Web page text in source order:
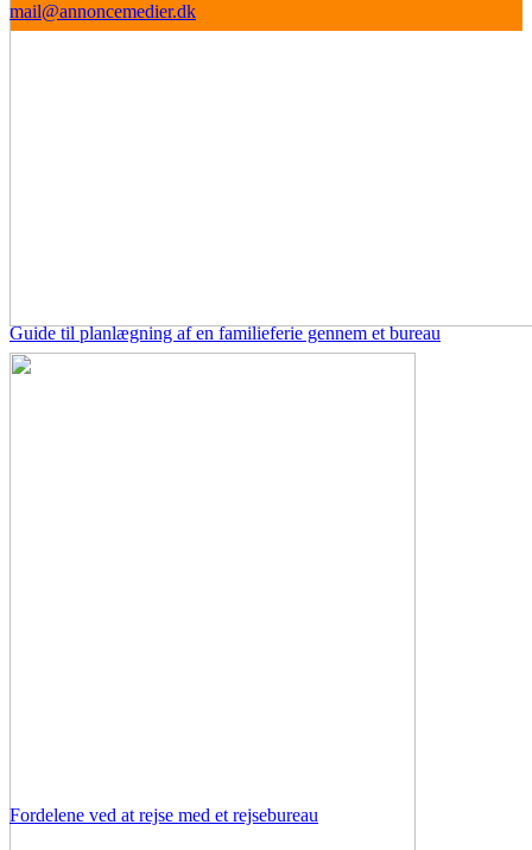
Guide til planlægning af en familieferie gennem et bureau
Fordelene ved at rejse med et rejsebureau
mail@annoncemedier.dk